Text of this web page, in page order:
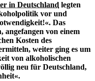
in Deutschland legten
vor und
Das
angefangen von einem
Kosten des
weiter ging es um
von alkoholischen
neu für Deutschland,